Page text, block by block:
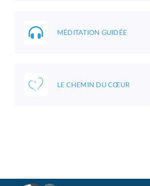
MÉDITATION GUIDÉE
LE CHEMIN DU CŒUR